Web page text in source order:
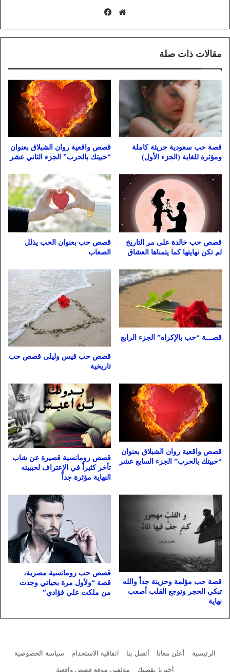
موقع
مقالات ذات صلة
قصة حب سعودية جريئة كاملة
ومؤثرة للغاية (الجزء الأول)
قصص واقعية روان الشبلاق بعنوان
“حبيتك بالحرب” الجزء الثاني عشر
قصص حب خالدة على مر التاريخ
لم تكن نهايتها كما يتمناها العشاق
قصص حب بعنوان الحب يذلل
الصعاب
قصـــة “حب بالإكراه” الجزء الرابع
قصص حب قيس وليلى قصص حب
تاريخية
قصص واقعية روان الشبلاق بعنوان
“حبيتك بالحرب” الجزء السابع عشر
قصص رومانسية قصيرة عن شاب
تأخر كثيراً في الإعتراف لحبيبته
النهاية مؤثرة جداً
قصة حب مؤلمة وحزينة جداً والله
تبكي الحجر وتوجع القلب أصعب
نهاية
قصص حب رومانسية مصرية،
قصة “ولأول مرة بحياتي وجدت
من ملكت علي فؤادي”
الرئيسية أعلن معانا أتصل بنا اتفاقية الاستخدام
سياسة الخصوصية
أخبرنا بقصتك
مؤلفين موقع قصص واقعية